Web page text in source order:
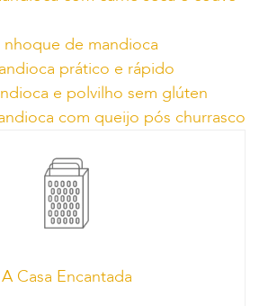
nhoque de mandioca
prático e rápido
e polvilho sem glúten
com queijo pós churrasco
A Casa Encantada